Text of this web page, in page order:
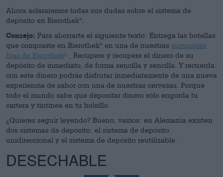
Ahora aclararemos todas sus dudas sobre el sistema de
depósito en Bierothek®
Consejo: Para ahorrarte el siguiente texto: Entrega las botellas
que compraste en Bierothek® en una de nuestras sucursales
fijas de Bierothek ®
Recupere y recupere el dinero de su
depósito de inmediato, de forma sencilla y sencilla. Y recuerda:
con este dinero podrás disfrutar inmediatamente de una nueva
experiencia de sabor con una de nuestras cervezas. Porque
todo el mundo sabe que depositar dinero sólo engorda tu
cartera y tintinea en tu bolsillo.
¿Quieres seguir leyendo? Bueno, vamos: en Alemania existen
dos sistemas de depósito: el sistema de depósito
unidireccional y el sistema de depósito reutilizable.
DESECHABLE